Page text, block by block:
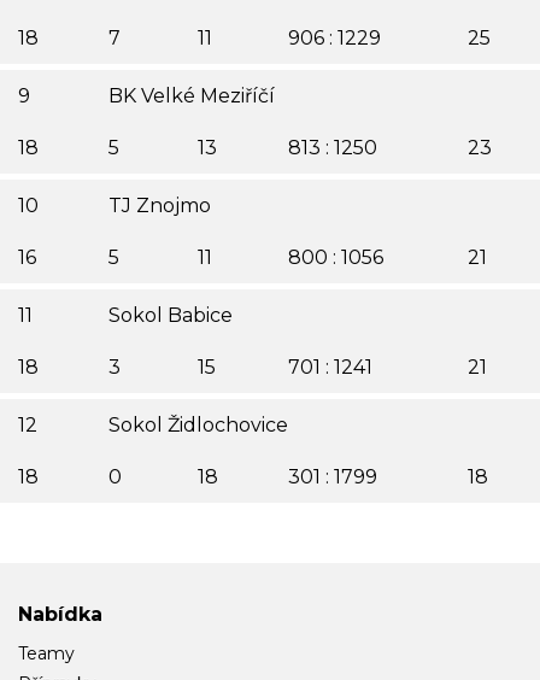
18 7 11 906 : 1229 25
9 BK Velké Meziříčí
18 5 13 813 : 1250 23
10 TJ Znojmo
16 5 11 800 : 1056 21
11 Sokol Babice
18 3 15 701 : 1241 21
12 Sokol Židlochovice
18 0 18 301 : 1799 18
Nabídka
Teamy